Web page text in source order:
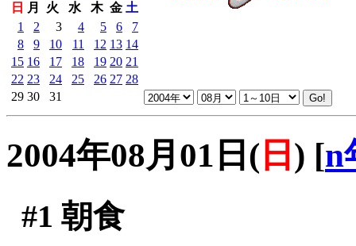
日
月 火 水 木 金 土
1
2 3 4 5 6
7
8
9 10 11 12 13 14
15 16 17 18 19 20 21
22 23 24 25 26 27 28
29 30 31
2004年08月01日( 日 ) [n
#1 朝食